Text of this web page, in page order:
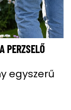
PERZSELŐ
egyszerű